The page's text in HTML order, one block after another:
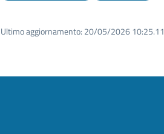
Ultimo aggiornamento: 20/05/2026 10:25.11